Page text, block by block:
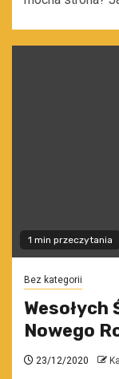
1 min przeczytania
Bez kategorii
Nowego
23/12/2020